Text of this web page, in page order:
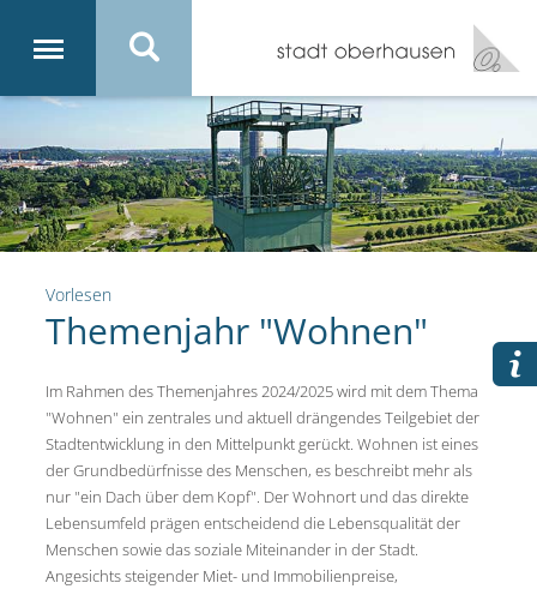
Vorlesen
Themenjahr "Wohnen"
Im Rahmen des Themenjahres 2024/2025 wird mit dem Thema
"Wohnen" ein zentrales und aktuell drängendes Teilgebiet der
Stadtentwicklung in den Mittelpunkt gerückt. Wohnen ist eines
der Grundbedürfnisse des Menschen, es beschreibt mehr als
nur "ein Dach über dem Kopf". Der Wohnort und das direkte
Lebensumfeld prägen entscheidend die Lebensqualität der
Menschen sowie das soziale Miteinander in der Stadt.
Angesichts steigender Miet- und Immobilienpreise,